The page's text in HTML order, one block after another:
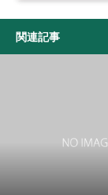
関連記事